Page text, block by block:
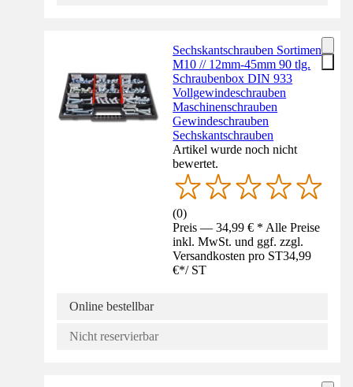
Sechskantschrauben Sortiment
M10 // 12mm-45mm 90 tlg.
Schraubenbox DIN 933
Vollgewindeschrauben
Maschinenschrauben
Gewindeschrauben
Sechskantschrauben
Artikel wurde noch nicht
bewertet.
(0)
Preis — 34,99 € * Alle Preise
inkl. MwSt. und ggf. zzgl.
Versandkosten pro ST34,99
€*/ ST
Online bestellbar
Nicht reservierbar